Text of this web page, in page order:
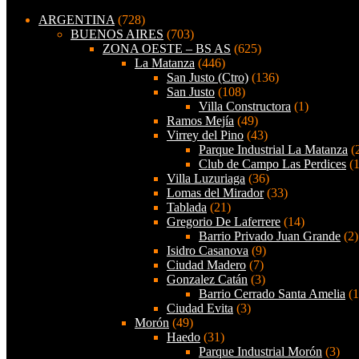
ARGENTINA (728)
BUENOS AIRES (703)
ZONA OESTE – BS AS (625)
La Matanza (446)
San Justo (Ctro) (136)
San Justo (108)
Villa Constructora (1)
Ramos Mejía (49)
Virrey del Pino (43)
Parque Industrial La Matanza
Club de Campo Las Perdices
Villa Luzuriaga (36)
Lomas del Mirador(33)
Tablada (21)
Gregorio De Laferrere (14)
Barrio Privado Juan Grande (2)
Isidro Casanova (9)
Ciudad Madero (7)
Gonzalez Catán (3)
Barrio Cerrado Santa Amelia
Ciudad Evita (3)
Morón (49)
Haedo (31)
Parque Industrial Morón (3)